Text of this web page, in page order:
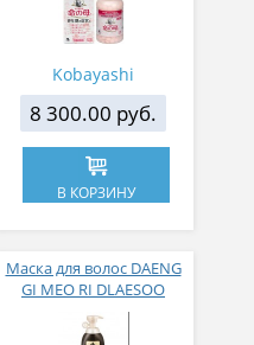
Kobayashi
8 300.00 руб.
В КОРЗИНУ
Маска для волос DAENG
GI MEO RI DLAESOO
против выпадения 400
мл